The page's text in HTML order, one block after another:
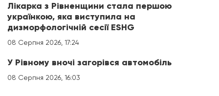
Лікарка з Рівненщини стала першою
українкою, яка виступила на
дизморфологічній сесії ESHG
08 Серпня 2026, 17:24
У Рівному вночі загорівся автомобіль
08 Серпня 2026, 16:03